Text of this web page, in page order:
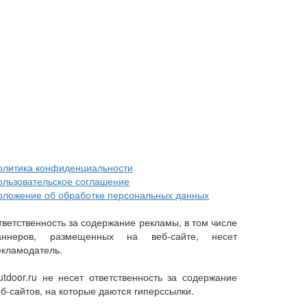
конфиденциальности
соглашение
об обработке персональных данных
за содержание рекламы, в том числе
размещенных на веб-сайте, несет
не несет ответственность за содержание
сайтов, на которые даются гиперссылки.